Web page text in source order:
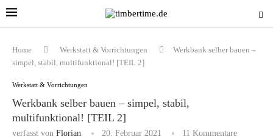
Home Werkstatt & Vorrichtungen
Werkbank selber bauen –
simpel, stabil, multifunktional! [TEIL 2]
Werkstatt & Vorrichtungen
Werkbank selber bauen – simpel, stabil,
multifunktional! [TEIL 2]
verfasst von Florian 20. Februar 2021 11 Kommentare